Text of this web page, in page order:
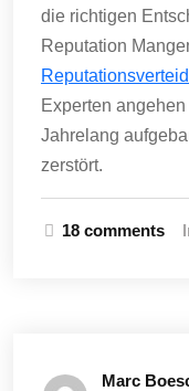
die richtigen
Reputation
Experten
Jahrelang
zerstört.
18 comments
Marc